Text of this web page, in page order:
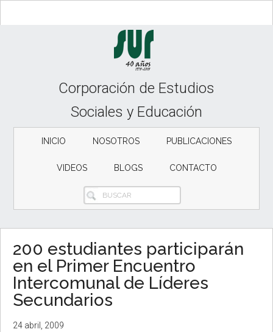
to
to
to
Corporación de Estudios
Sociales y Educación
INICIO NOSOTROS PUBLICACIONES
VIDEOS BLOGS CONTACTO
BUSCAR
200 estudiantes participarán
en el Primer Encuentro
Intercomunal de Líderes
Secundarios
24 abril, 2009